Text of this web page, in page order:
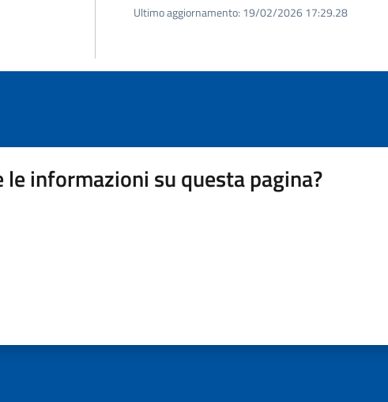
Ultimo aggiornamento: 19/02/2026 17:29.28
le informazioni su questa pagina?